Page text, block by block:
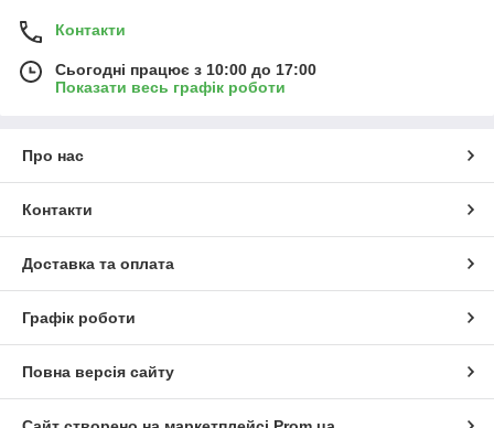
Контакти
Сьогодні працює з 10:00 до 17:00
Показати весь графік роботи
Про нас
Контакти
Доставка та оплата
Графік роботи
Повна версія сайту